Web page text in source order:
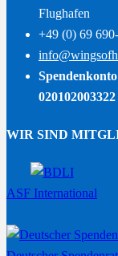
Flughafen
+49 (0) 69
020102003322
WIR SIND
ASF International